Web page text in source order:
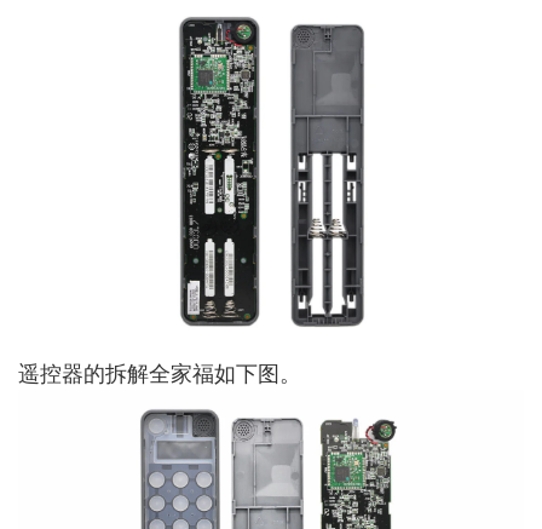
遥控器的拆解全家福如下图。